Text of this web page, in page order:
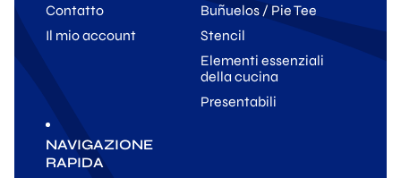
Contatto
Il mio account
Buñuelos / Pie Tee
Stencil
Elementi essenziali
della cucina
Presentabili
NAVIGAZIONE
RAPIDA